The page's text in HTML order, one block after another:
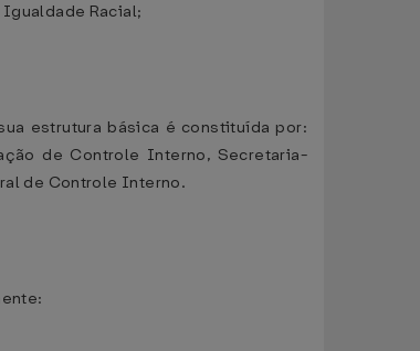
Racial;
estrutura básica é constituída por:
de Controle Interno, Secretaria-
de Controle Interno.